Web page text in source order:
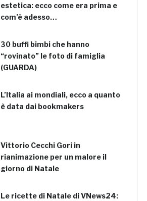
estetica: ecco come era prima e
com’è adesso…
30 buffi bimbi che hanno
“rovinato” le foto di famiglia
(GUARDA)
L’Italia ai mondiali, ecco a quanto
è data dai bookmakers
Vittorio Cecchi Gori in
rianimazione per un malore il
giorno di Natale
Le ricette di Natale di VNews24: